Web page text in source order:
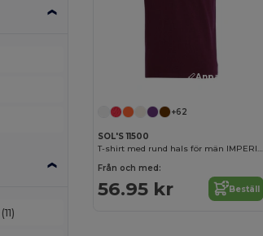
(11)
Anpassa det!
+62
SOL'S 11500
T-shirt med rund hals för män IMPERIAL
Från och med:
56.95 kr Beställ